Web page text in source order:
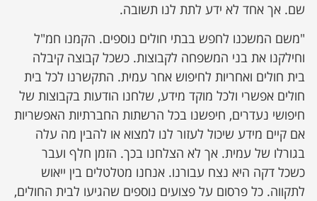
שם. אך אחד לא ידע לתת לנו תשובה.
"משם המשכנו לחפש בבתי חולים נוספים. הקמנו חמ"ל
וחילקנו את בני המשפחה לקבוצות. כשכל קבוצה קיבלה
בית חולים ואחריות לחיפוש אחר עמית. התקשרנו לכל בית
חולים אפשרי ולכל מוקד מידע, שלחנו הודעות בקבוצות של
חיפושי נעדרים, חיפשנו בכל הרשתות החברתיות האפשריות
אם קיים מידע שיכול לעזור לנו למצוא או להבין מה עלה
בגורלו של עמית. אך לא הצלחנו בכך. הזמן חלף ועבר
כשכל דקה היא נצח עבורנו. אנחנו מטלטלים בין ייאוש
לתקווה. כל פרסום על פצועים נוספים שהגיעו לבית החולים,